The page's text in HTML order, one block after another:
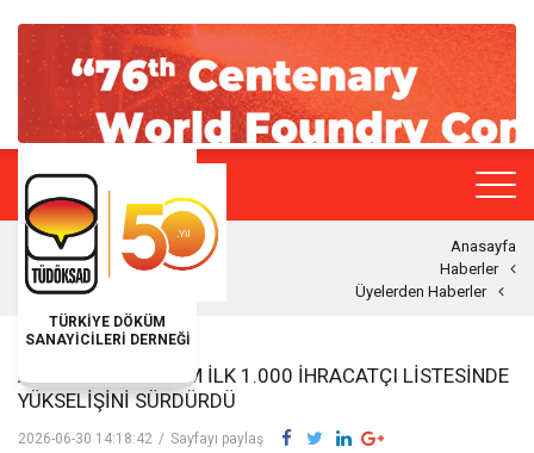
TÜRKİYE DÖKÜM
SANAYİCİLERİ DERNEĞİ
Anasayfa
Haberler
Üyelerden Haberler
AYD OTOMOTIV, TİM İLK 1.000 İHRACATÇI LISTESINDE
YÜKSELIŞINI SÜRDÜRDÜ
2026-06-30 14:18:42 / Sayfayı paylaş